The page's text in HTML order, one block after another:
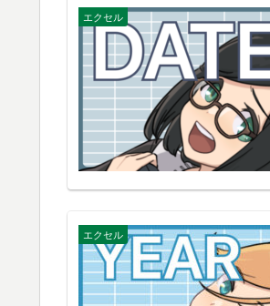
エクセル
エクセル